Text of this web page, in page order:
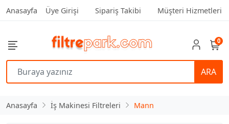
Anasayfa Üye Girişi Sipariş Takibi Müşteri Hizmetleri
ARA
0
Anasayfa İş Makinesi Filtreleri Mann